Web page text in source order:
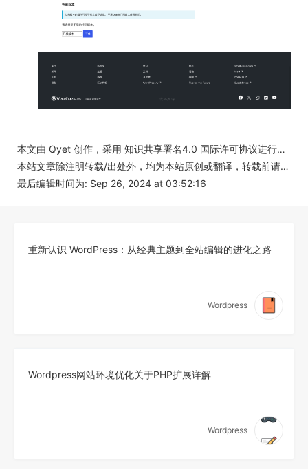
本文由 Qyet 创作，采用 知识共享署名4.0 国际许可协议进行许可
本站文章除注明转载/出处外，均为本站原创或翻译，转载前请务必署名
最后编辑时间为: Sep 26, 2024 at 03:52:16
重新认识 WordPress：从经典主题到全站编辑的进化之路
Wordpress
Wordpress网站环境优化关于PHP扩展详解
Wordpress